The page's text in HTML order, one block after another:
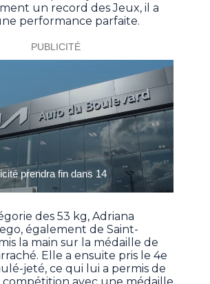
un record des Jeux, il a
performance parfaite.
des 53 kg, Adriana
également de Saint-
la main sur la médaille de
Elle a ensuite pris le 4e
jeté, ce qui lui a permis de
avec une médaille